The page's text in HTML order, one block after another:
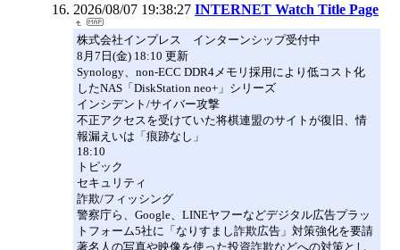
2026/08/07 19:38:27 INTERNET Watch Title Page
株式会社インプレス インターンシップ受付中
8月7日(金) 18:10 更新
Synology、non-ECC DDR4メモリ採用により低コスト化
したNAS「DiskStation neo+」シリーズ
インシデント/サイバー攻撃
不正アクセスを受けていた将棋連盟のサイトが復旧、情
報漏えいは「痕跡なし」
18:10
トピック
セキュリティ
詐欺/フィッシング
警察庁ら、Google、LINEヤフーなどデジタル広告プラッ
トフォーム5社に「なりすまし詐欺広告」対策強化を要請
著名人の写真や映像を使った投資詐欺などへの対策とし